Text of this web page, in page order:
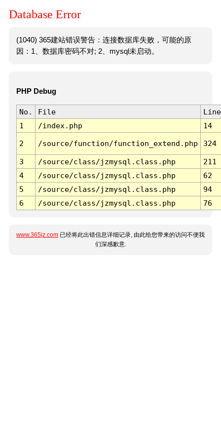
Database Error
(1040) 365建站错误警告：连接数据库失败，可能的原
因：1、数据库密码不对; 2、mysql未启动。
PHP Debug
No. File
Line
1
/index.php 14
2 /source/function/function_extend.php 324
3 /source/class/jzmysql.class.php
211
4
/source/class/jzmysql.class.php
62
5
/source/class/jzmysql.class.php
94
6
/source/class/jzmysql.class.php 76
www.365jz.com 已经将此出错信息详细记录, 由此给您带来的访问不便我
们深感歉意.